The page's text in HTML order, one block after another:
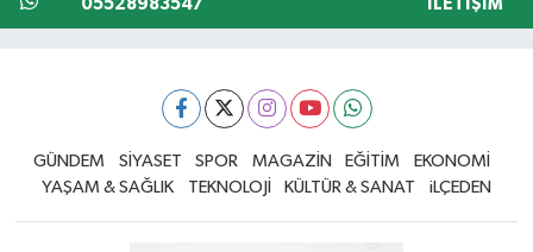
05528983547 İLETIŞIM
GÜNDEM SİYASET SPOR MAGAZİN EĞİTİM
EKONOMİ
YAŞAM & SAĞLIK
TEKNOLOJİ KÜLTÜR & SANAT iLÇEDEN